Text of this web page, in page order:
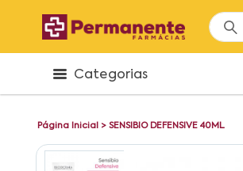
Categorias
Página Inicial > SENSIBIO DEFENSIVE 40ML